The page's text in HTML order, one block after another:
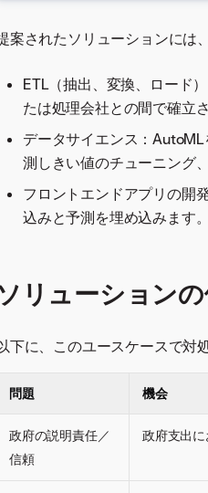
案されたソリューションには
ETL（抽出、変換、ロード
たは処理会社との間で確立
データサイエンス：
測しきい値のチューニング
フロントエンドアプリの開
込みと予測を埋め込みます。
リューション
下に、このユースケースで対
問題 機会
政府の説明責任／
信頼
政府支出